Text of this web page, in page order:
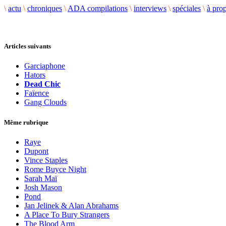
\ actu \ chroniques \ ADA compilations \ interviews \ spéciales \ à
Articles suivants
Garciaphone
Hators
Dead Chic
Faïence
Gang Clouds
Même rubrique
Raye
Dupont
Vince Staples
Rome Buyce Night
Sarah Maï
Josh Mason
Pond
Jan Jelinek & Alan Abrahams
A Place To Bury Strangers
The Blood Arm